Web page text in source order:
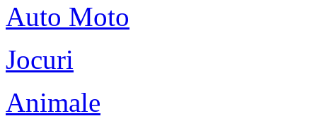
Auto Moto
Jocuri
Animale